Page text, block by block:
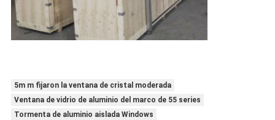
5m m fijaron la ventana de cristal moderada
Ventana de vidrio de aluminio del marco de 55 series
Tormenta de aluminio aislada Windows